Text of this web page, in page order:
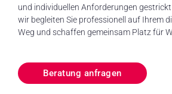
und individuellen Anforderungen
wir begleiten Sie professionell auf Ihrem
Weg und schaffen gemeinsam Platz für
Beratung anfragen